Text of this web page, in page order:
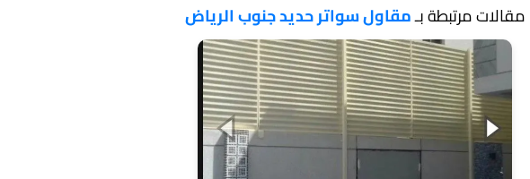
مقالات مرتبطة بـمقاول سواتر حديد جنوب الرياض